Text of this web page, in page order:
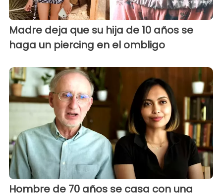
Madre deja que su hija de 10 años se
haga un piercing en el ombligo
Hombre de 70 años se casa con una